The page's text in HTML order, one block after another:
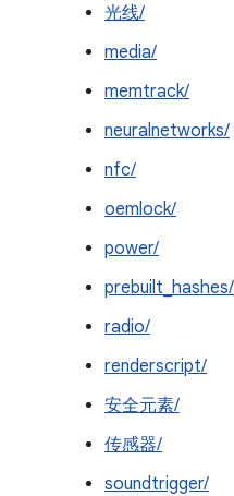
光线/
media/
memtrack/
neuralnetworks/
nfc/
oemlock/
power/
prebuilt_hashes/
radio/
renderscript/
安全元素/
传感器/
soundtrigger/